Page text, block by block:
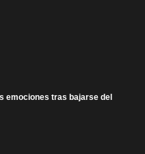
emociones tras bajarse del